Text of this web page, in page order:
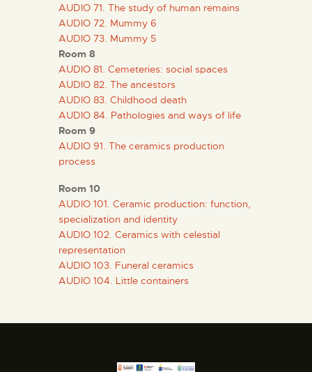
AUDIO 71. The study of human remains
AUDIO 72. Mummy 6
AUDIO 73. Mummy 5
Room 8
AUDIO 81. Cemeteries: social spaces
AUDIO 82. The ancestors
AUDIO 83. Childhood death
AUDIO 84. Pathologies and ways of life
Room 9
AUDIO 91. The ceramics production
process
Room 10
AUDIO 101. Ceramic production: function,
specialization and identity
AUDIO 102. Ceramics with celestial
representation
AUDIO 103. Funeral ceramics
AUDIO 104. Little containers